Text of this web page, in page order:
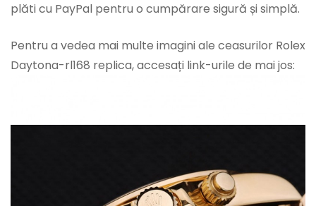
plăti cu PayPal pentru o cumpărare sigură și simplă.
Pentru a vedea mai multe imagini ale ceasurilor Rolex
Daytona-rl168 replica, accesați link-urile de mai jos: